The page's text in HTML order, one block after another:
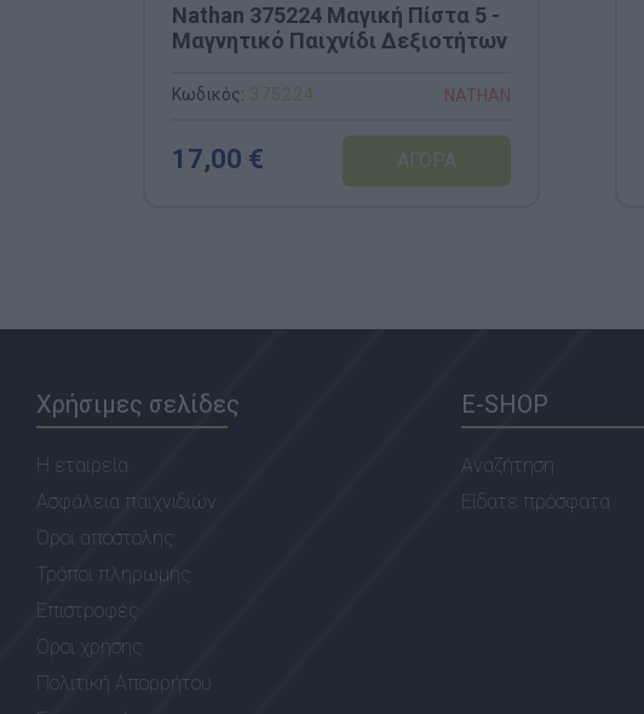
Nathan 375224 Μαγική Πίστα 5 -
Μαγνητικό Παιχνίδι Δεξιοτήτων
Κωδικός: 375224 NATHAN
17,00 €
Χρήσιμες σελίδες
Η εταιρεία
Ασφάλεια παιχνιδιών
Όροι αποστολής
Τρόποι πληρωμής
Επιστροφές
Όροι χρήσης
Πολιτική Απορρήτου
E-SHOP
Αναζήτηση
Είδατε πρόσφατα